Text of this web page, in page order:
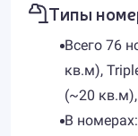
Типы
Всего 76
кв.м),
(~20
В